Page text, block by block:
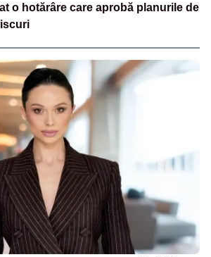
o hotărâre care aprobă planurile de